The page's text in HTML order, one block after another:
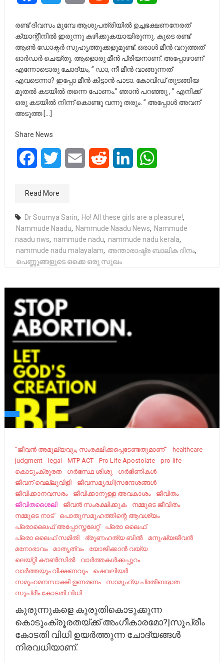
രണ്ട് ദിവസം മുമ്പേ ആശുപത്രിയിൽ ഉച്ചഭക്ഷണനേരത്
ക്യാന്റീനിൽ ഇരുന്നു കഴിക്കുകയായിരുന്നു. കൂടെ രണ്ട്
ആൺ ഡോക്ടർ സുഹൃത്തുക്കളുമുണ്ട്. ഒരാൾ മീൻ വറുത്തത്
ഓർഡർ ചെയ്തു. ആളൊരു മീൻ പ്രിയനാണ്. അപ്പോഴാണ്
എന്നോടൊരു ചോദ്യം, ” ഡാ, നീ മീൻ വാങ്ങുന്നത്
എവടെന്നാ? ഇപ്പോ മീൻ കിട്ടാൻ പാടാ. കോവിഡ് തുടങ്ങിയ
മുതൽ കടയിൽ തന്നെ പോണം.” ഞാൻ പറഞ്ഞു , ” എനിക്ക്
ഒരു കടയിൽ നിന്ന് കൊണ്ടു വന്നു തരും. ” അപ്പോൾ അവന്
അടുത്ത […]
Share News
FacebookTwitter Email Reddit LinkedIn
Read More
Dr Soumya Sarin, Ho! All these girls are a pleasure!,
Nammude Naadu, Nammude Naadu News, Nammude
naadu nws, nammude nadu, nammude nadu kerala,
nammude nadu malayalam, അന്താരാഷ്ട്ര ബാലിക ദിനം,
പെണ്ണുങ്ങളുടെ ഒക്കെ ഒരു സുഖം
“ജീവന്‍ അമൂല്യവും, സംരക്ഷിക്കപ്പെടേണ്ടതുമാണ്”
healthcare
judgment
legal MTP ACT Pro Life Apostolate
pro-life
കൊടുംക്രൂരത
ഗര്‍ഭസ്ഥ ശിശു
ഗര്‍ഭിണികള്‍
ജീവന് വെല്ലുവിളി
ജീവസമൃദ്ധി|സന്ദേശങ്ങൾ
ജീവിക്കാനവസരം
ജീവിക്കാനുള്ള അവകാശം
ജീവിതം
ജീവിതശൈലി
ജീവൻ സംരക്ഷിക്കുക
നമ്മുടെ ജീവിതം
നമ്മുടെ നാട്‌
പൊതുസമൂഹത്തിന്റെ ആവശ്യം
പ്രൊലൈഫ് അപ്പോസ്തലേറ്റ്
പ്രൊ ലൈഫ്
പ്രൊ ലൈഫ് സമിതി
ഭ്രൂണഹത്യ ബില്‍
മനുഷ്യജീവൻ
മനോഭാവം
മാതൃത്വം
യോജിക്കാൻ വയ്യ
ലെയ്റ്റി കൗണ്‍സില്‍
വാർത്തകൾക്കപ്പുറം
വാർത്തയും വീക്ഷണവും
ഷെവലിയർ
സമൂഹമനസാക്ഷി ഉണരണം
സാമൂഹ്യ പ്രതിബദ്ധത
സുപ്രീം കോടതി വിധി
കുരുന്നുകളെ കുരുതികൊടുക്കുന്ന
കൊടുംക്രൂരതയ്ക്ക് അംഗീകാരമോ?|സുപ്രീം
കോടതി വിധി ഉയര്‍ത്തുന്ന ചോദ്യങ്ങള്‍
നിരവധിയാണ്.